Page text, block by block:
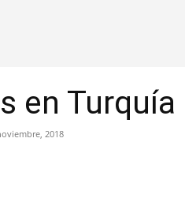
en Turquía
2018